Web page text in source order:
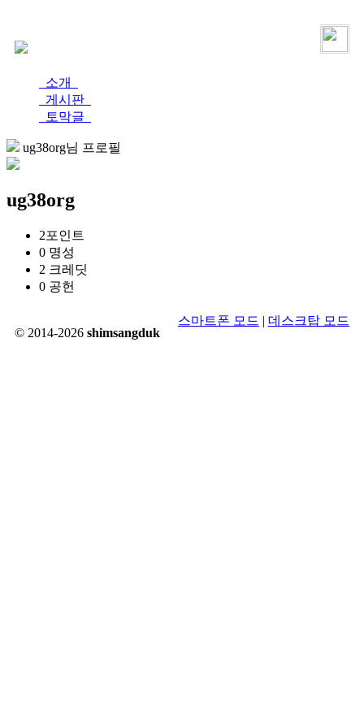
소개
게시판
토막글
ug38org님 프로필
ug38org
2포인트
0 명성
2 크레딧
0 공헌
© 2014-2026 shimsangduk
스마트폰 모드 | 데스크탑 모드